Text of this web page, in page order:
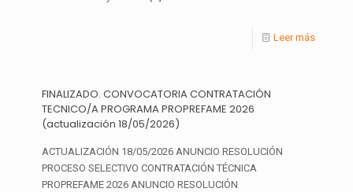
Leer más
FINALIZADO. CONVOCATORIA CONTRATACIÓN
TECNICO/A PROGRAMA PROPREFAME 2026
(actualización 18/05/2026)
ACTUALIZACIÓN 18/05/2026 ANUNCIO RESOLUCIÓN
PROCESO SELECTIVO CONTRATACIÓN TÉCNICA
PROPREFAME 2026 ANUNCIO RESOLUCIÓN